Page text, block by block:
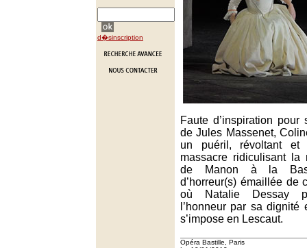
d�sinscription
Faute d’inspiration
de Jules Massenet,
un puéril, révoltant et
massacre ridiculisant la
de Manon à la
d’horreur(s) émaillée de
où Natalie Dessay
l’honneur par sa
s’impose en Lescaut.
Opéra Bastille, Paris